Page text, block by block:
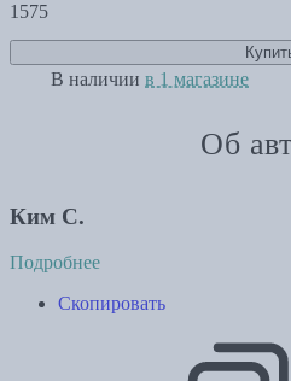
1575
В наличии в 1 магазине
Об
Ким С.
Подробнее
Скопировать